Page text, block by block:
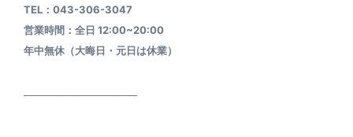
TEL：043-306-3047
営業時間：全日 12:00~20:00
年中無休（大晦日・元日は休業）